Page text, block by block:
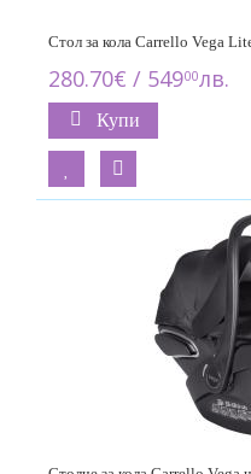
Стол за кола Carrello Vega
280.70€ / 54900лв.
Купи